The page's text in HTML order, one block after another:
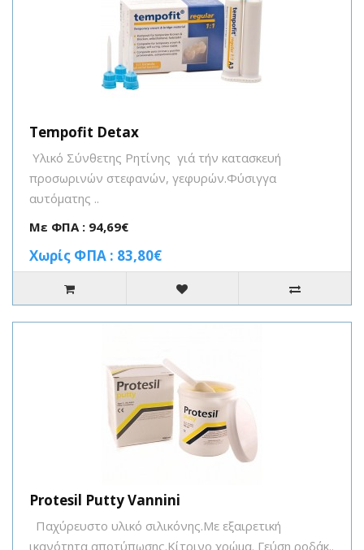
Tempofit Detax
Υλικό Σύνθετης Ρητίνης γιά τήν κατασκευή
προσωρινών στεφανών, γεφυρών.Φύσιγγα
αυτόματης ..
Με ΦΠΑ : 94,69€
Χωρίς ΦΠΑ : 83,80€
Protesil Putty Vannini
Παχύρευστο υλικό σιλικόνης.Mε εξαιρετική
ικανότητα αποτύπωσης.Κίτρινο χρώμα. Γεύση ροδάκ..